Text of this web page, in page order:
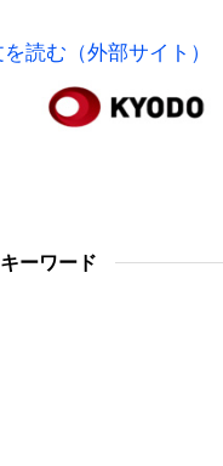
読む（外部サイト）
ーワード